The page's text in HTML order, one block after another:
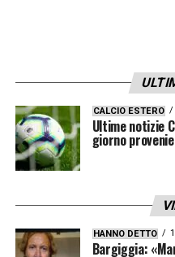
CALCIO ESTERO
Ultime notizie
giorno
HANNO DETTO
Bargiggia: